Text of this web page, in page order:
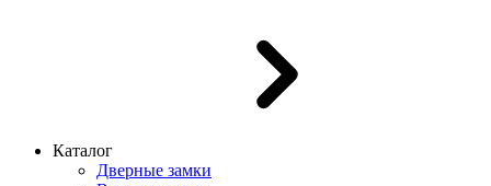
Каталог
Дверные замки